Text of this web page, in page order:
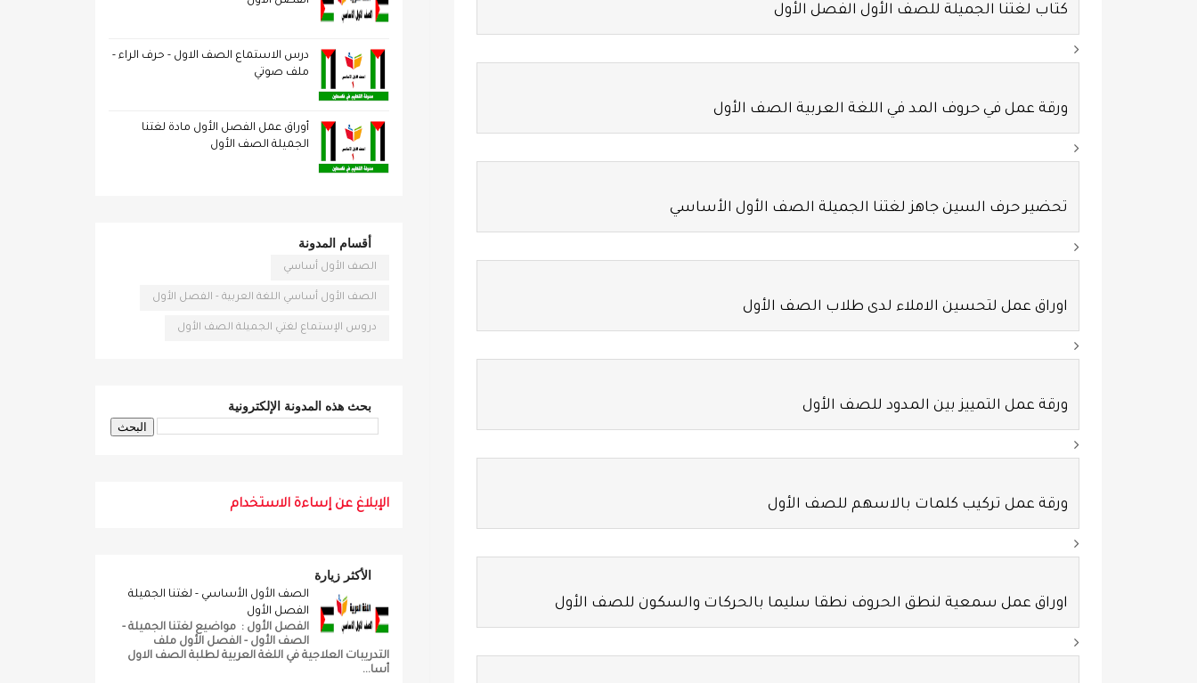
كتاب لغتنا الجميلة للصف الأول الفصل الأول
ورقة عمل في حروف المد في اللغة العربية الصف الأول
تحضير حرف السين جاهز لغتنا الجميلة الصف الأول الأساسي
اوراق عمل لتحسين الاملاء لدى طلاب الصف الأول
ورقة عمل التمييز بين المدود للصف الأول
ورقة عمل تركيب كلمات بالاسهم للصف الأول
اوراق عمل سمعية لنطق الحروف نطقا سليما بالحركات والسكون للصف الأول
درس الاستماع الصف الاول - حرف الراء -
ملف صوتي
أوراق عمل الفصل الأول مادة لغتنا
الجميلة الصف الأول
أقسام المدونة
الصف الأول أساسي
الصف الأول أساسي اللغة العربية - الفصل الأول
دروس الإستماع لغتي الجميلة الصف الأول
بحث هذه المدونة الإلكترونية
الإبلاغ عن إساءة الاستخدام
الأكثر زيارة
الصف الأول الأساسي - لغتنا الجميلة
الفصل الأول
الفصل الأول : مواضيع لغتنا الجميلة -
الصف الأول - الفصل الأول ملف
التدريبات العلاجية في اللغة العربية لطلبة الصف الاول
أسا...